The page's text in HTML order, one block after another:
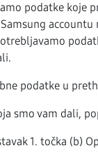
podatke koje
podatke u
smo vam dali,
1. točka (b)